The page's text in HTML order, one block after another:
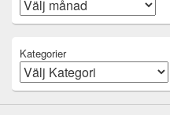
Kategorier